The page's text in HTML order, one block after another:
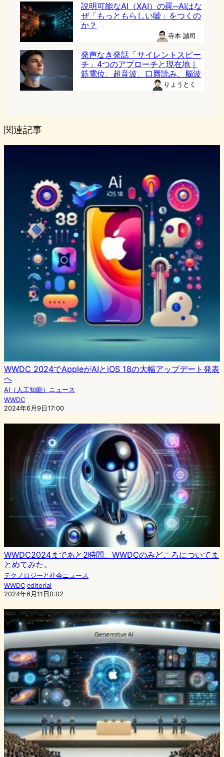
説明可能なAI（XAI）の罠─AIはな
ぜ「もっともらしい嘘」をつくの
か？
寺本 誠司
発声なき発話「サイレントスピー
チ」4つのアプローチと現在地｜
筋電位、超音波、口唇読み、脳波
りょうとく
関連記事
WWDC 2024でAppleがAIとiOS 18の大幅アップデート発表
へ
AI（人工知能）ニュース
WWDC
2024年6月9日17:00
WWDC2024まであと2時間、WWDCのみどころについてま
とめてみた。
テクノロジーと社会ニュース
WWDC editorial
2024年6月11日0:02